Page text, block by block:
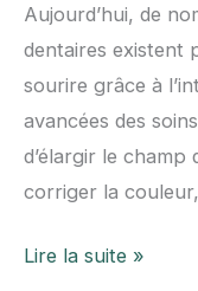
Aujourd’hui, de
dentaires existent
sourire grâce à
avancées des
d’élargir le champ
corriger la
Quels
Lire la suite »